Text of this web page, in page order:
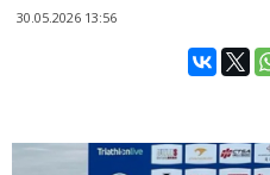
30.05.2026 13:56